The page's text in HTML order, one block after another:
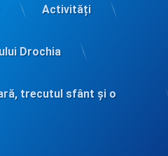
Activități
Drochia
trecutul sfânt și o